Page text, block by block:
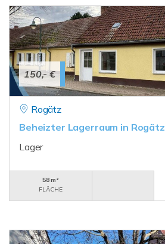
150,- €
Rogätz
Beheizter Lagerraum in Rogätz
Lager
58 m²
FLÄCHE